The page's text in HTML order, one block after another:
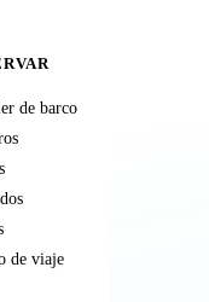
de barco
de viaje